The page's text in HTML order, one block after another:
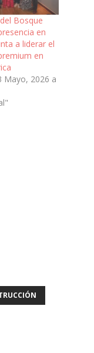
Bosque
en
a liderar el
en
Mayo, 2026 a